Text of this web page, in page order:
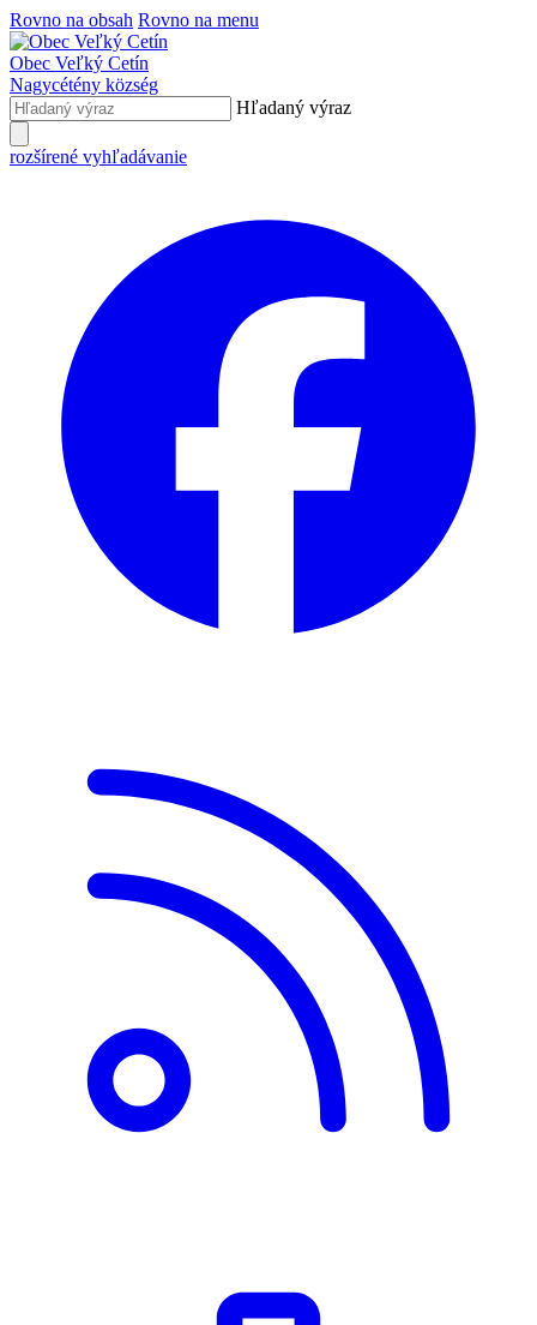
Rovno na obsah Rovno na menu
Obec Veľký Cetín
Nagycétény község
Hľadaný výraz
rozšírené vyhľadávanie